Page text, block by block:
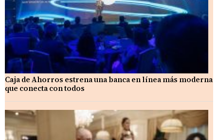
Caja de Ahorros estrena una banca en línea más moderna
que conecta con todos